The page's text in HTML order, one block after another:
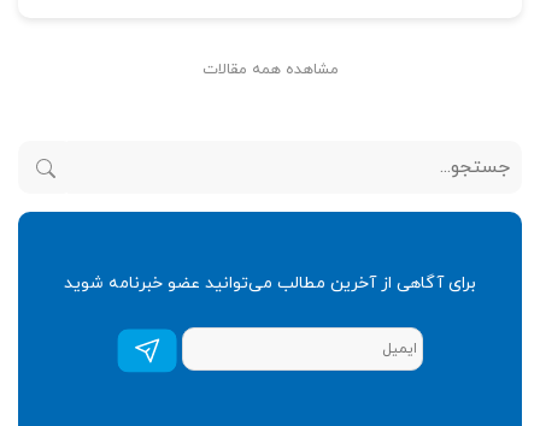
برای آگاهی از آخرین مطالب می‌توانید عضو خبرنامه شوید
عضویت
در
خبرنامه*
مشاهده همه مقالات